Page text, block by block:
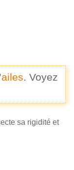
ailes. Voyez
sa rigidité et